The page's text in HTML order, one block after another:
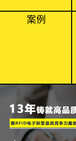
案例